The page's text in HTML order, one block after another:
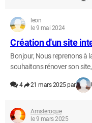
leon
le 9 mai 2024
Création d'un site
Bonjour, Nous reprenons à
souhaitons rénover son
4 21 mars 2025 par
Amsteroque
le 9 mars 2025